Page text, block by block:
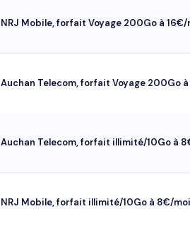
NRJ Mobile, forfait Voyage 200Go à 16€/
Auchan Telecom, forfait Voyage 200Go
Auchan Telecom, forfait illimité/10Go à
NRJ Mobile, forfait illimité/10Go à 8€/